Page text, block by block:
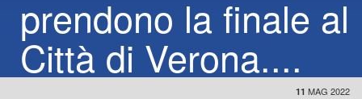
prendono la finale al
Città di Verona....
11 MAG 2022